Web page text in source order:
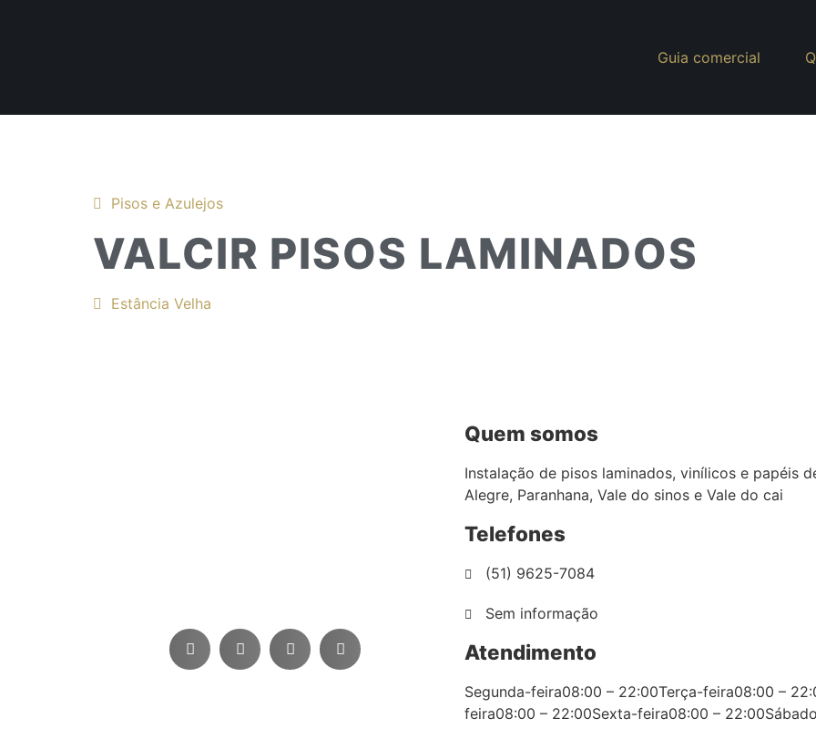
Guia comercial
Pisos e Azulejos
VALCIR PISOS LAMINADOS
Estância Velha
Quem somos
Instalação de pisos laminados, vinílicos e papéis
Alegre, Paranhana, Vale do sinos e Vale do cai
Telefones
(51) 9625-7084
Sem informação
Atendimento
Segunda-feira08:00 – 22:00Terça-feira08:00 –
feira08:00 – 22:00Sexta-feira08:00 –